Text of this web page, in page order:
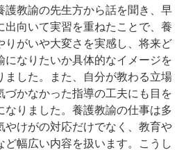
護教諭の先生方から話を聞き、早
出向いて実習を重ねたことで、養
りがいや大変さを実感し、将来ど
になりたいか具体的なイメージを
ました。また、自分が教わる立場
づかなかった指導の工夫にも目を
なりました。養護教諭の仕事は多
やけがの対応だけでなく、教育や
ど幅広い内容を扱います。こうし